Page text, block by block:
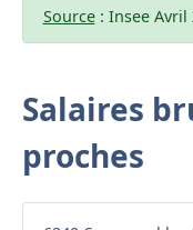
Source: Insee Avril
Salaires
proches